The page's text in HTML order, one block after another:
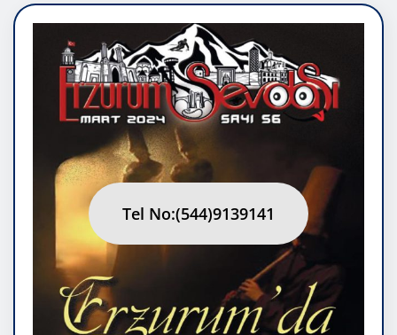
Tel No:(544)9139141